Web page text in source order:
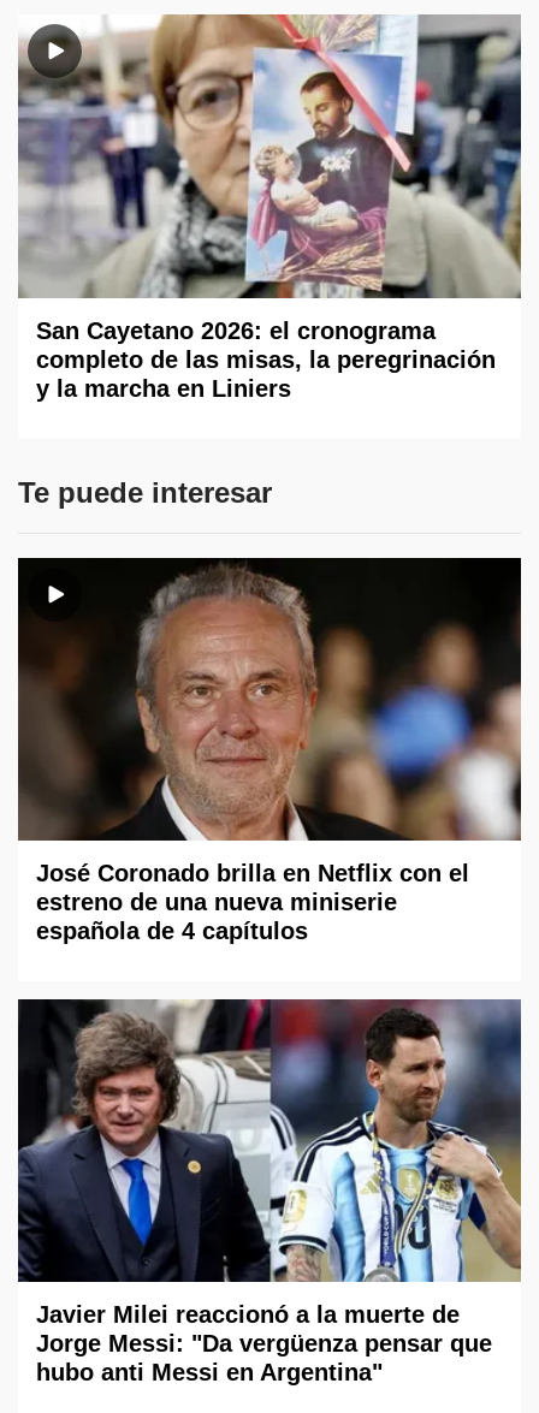
San Cayetano 2026: el cronograma
completo de las misas, la peregrinación
y la marcha en Liniers
Te puede interesar
José Coronado brilla en Netflix con el
estreno de una nueva miniserie
española de 4 capítulos
Javier Milei reaccionó a la muerte de
Jorge Messi: "Da vergüenza pensar que
hubo anti Messi en Argentina"